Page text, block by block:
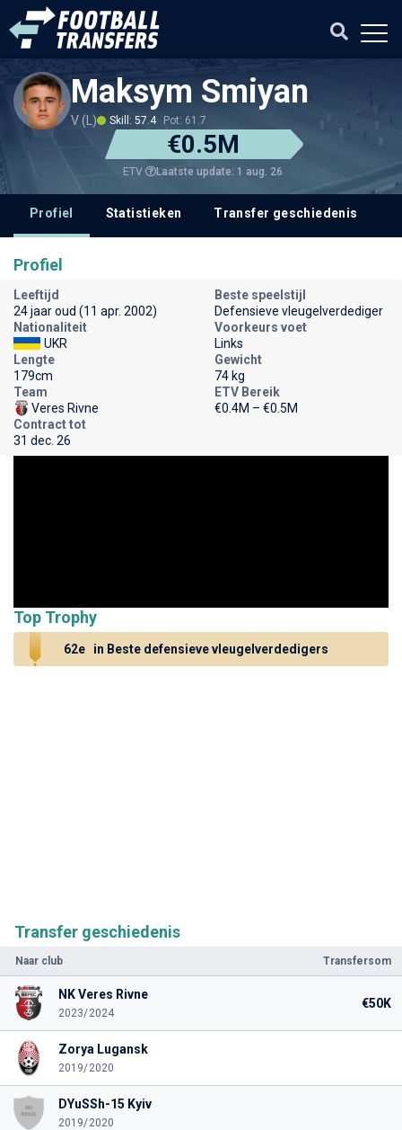
Maksym Smiyan
V (L) Skill: 57.4 Pot: 61.7
€0.5M
ETV Laatste update: 1 aug. 26
Profiel Statistieken Transfer geschiedenis
Transfer geschiedenis
Naar club Transfersom
NK Veres Rivne
2023/2024
€50K
Zorya Lugansk
2019/2020
DYuSSh-15 Kyiv
2019/2020
Profiel
Leeftijd
24 jaar oud (11 apr. 2002)
Beste speelstijl
Defensieve vleugelverdediger
Nationaliteit
UKR
Voorkeurs voet
Links
Lengte
179cm
Gewicht
74 kg
Team
Veres Rivne
ETV Bereik
€0.4M – €0.5M
Contract tot
31 dec. 26
Top Trophy
62e in Beste defensieve vleugelverdedigers